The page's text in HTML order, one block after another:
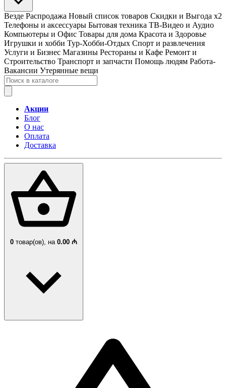
Везде Распродажа Новый список товаров Скидки и Выгода x2
Телефоны и аксессуары Бытовая техника ТВ-Видео и Аудио
Компьютеры и Офис Товары для дома Красота и Здоровье
Игрушки и хобби Тур-Хобби-Отдых Спорт и развлечения
Услуги и Бизнес Магазины Рестораны и Кафе Ремонт и
Строительство Транспорт и запчасти Помощь людям Работа-
Вакансии Утерянные вещи
Акции
Блог
О нас
Оплата
Доставка
0 товар(ов), на 0.00 ₼